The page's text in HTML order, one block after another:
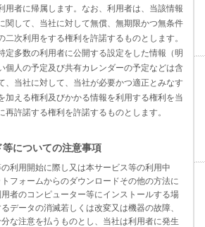
用者に帰属します。なお、利用者は、当該情報
関して、当社に対して無償、無期限かつ無条件
二次利用をする権利を許諾するものとします。
定多数の利用者に公開する設定をした情報（明
個人の予定及び共有カレンダーの予定などは含
、当社に対して、当社が必要かつ適正とみなす
加える権利及びかかる情報を利用する権利を当
許諾する権利を許諾するものとします。
についての注意事項
利用開始に際し又は本サービス等の利用中
フォームからのダウンロードその他の方法に
者のコンピューター等にインストールする場
データの消滅若しくは改変又は機器の故障、
な注意を払うものとし、当社は利用者に発生